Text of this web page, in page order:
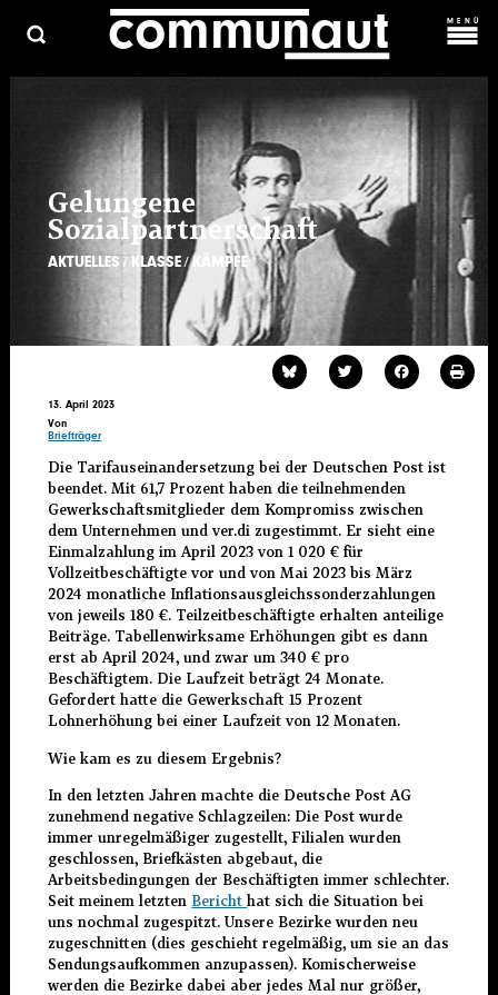
zum
Inhalt
communaut MENÜ
ARCHIV
ÜBER UNS
KOSMOPROLET
KONTAKT & MITARBEIT
Gelungene
Sozialpartnerschaft
AKTUELLES KLASSE KÄMPFE
13. April 2023
Von
Briefträger
Die Tarifauseinandersetzung bei der Deutschen Post ist
beendet. Mit 61,7 Prozent haben die teilnehmenden
Gewerkschaftsmitglieder dem Kompromiss zwischen
dem Unternehmen und ver.di zugestimmt. Er sieht eine
Einmalzahlung im April 2023 von 1 020 € für
Vollzeitbeschäftigte vor und von Mai 2023 bis März
2024 monatliche Inflationsausgleichssonderzahlungen
von jeweils 180 €. Teilzeitbeschäftigte erhalten anteilige
Beiträge. Tabellenwirksame Erhöhungen gibt es dann
erst ab April 2024, und zwar um 340 € pro
Beschäftigtem. Die Laufzeit beträgt 24 Monate.
Gefordert hatte die Gewerkschaft 15 Prozent
Lohnerhöhung bei einer Laufzeit von 12 Monaten.
Wie kam es zu diesem Ergebnis?
In den letzten Jahren machte die Deutsche Post AG
zunehmend negative Schlagzeilen: Die Post wurde
immer unregelmäßiger zugestellt, Filialen wurden
geschlossen, Briefkästen abgebaut, die
Arbeitsbedingungen der Beschäftigten immer schlechter.
Seit meinem letzten Berichthat sich die Situation bei
uns nochmal zugespitzt. Unsere Bezirke wurden neu
zugeschnitten (dies geschieht regelmäßig, um sie an das
Sendungsaufkommen anzupassen). Komischerweise
werden die Bezirke dabei aber jedes Mal nur größer,